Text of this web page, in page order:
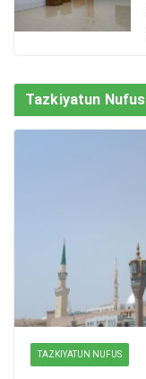
Tazkiyatun Nufus
TAZKIYATUN NUFUS